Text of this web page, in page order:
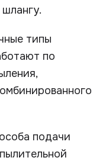
типы
по
подачи